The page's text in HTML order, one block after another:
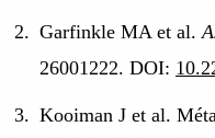
Garfinkle MA et al.
26001222. DOI:
Kooiman J et al.